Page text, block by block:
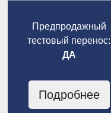
Предпродажный
тестовый перенос:
ДА
Подробнее